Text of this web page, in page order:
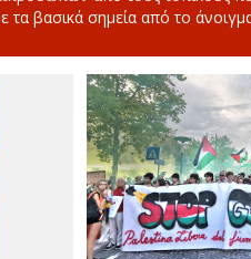
τα βασικά σημεία από το